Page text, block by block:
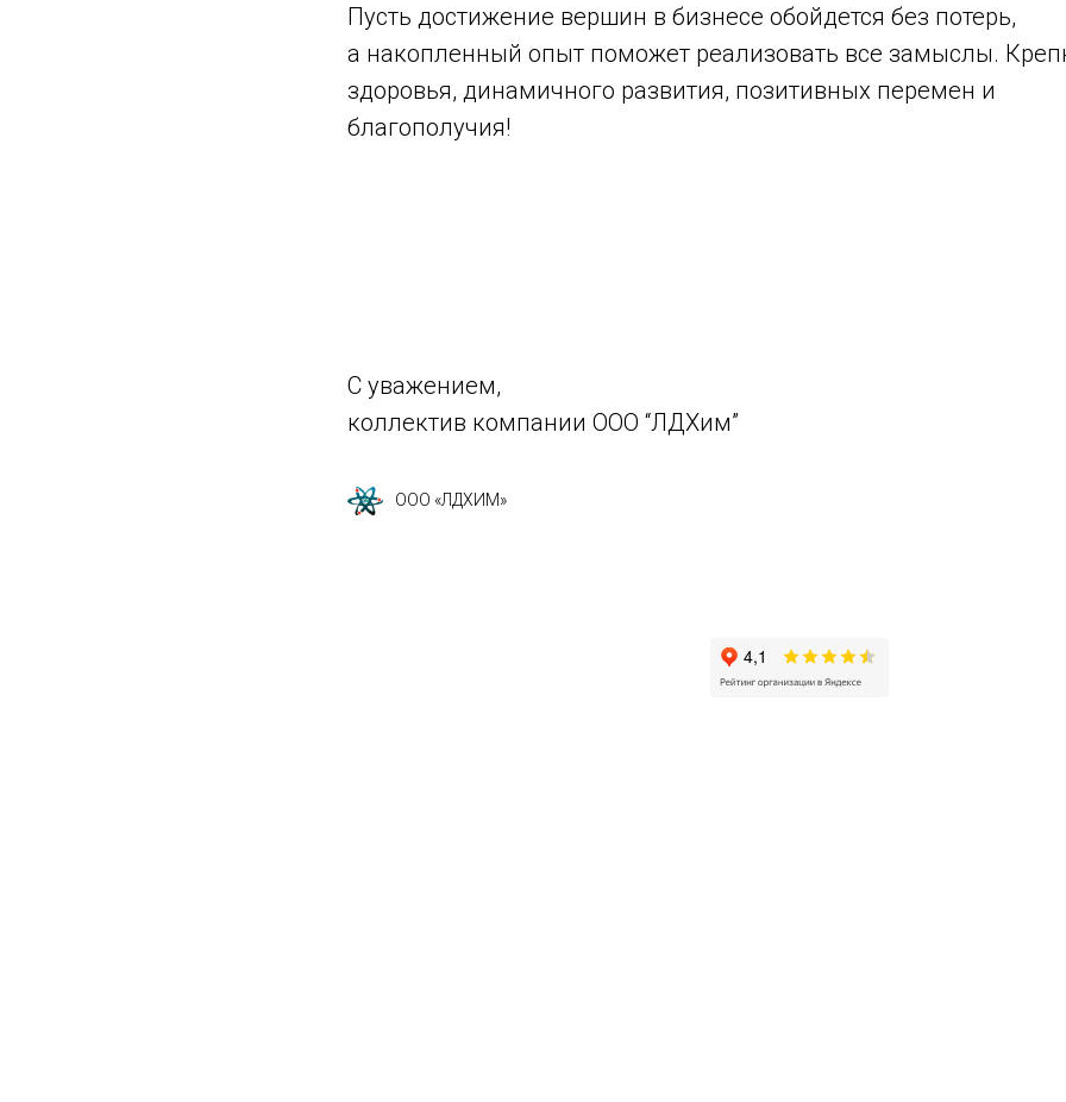
Пусть достижение вершин в бизнесе обойдется без потерь,
а накопленный опыт поможет реализовать все замыслы.
здоровья, динамичного развития, позитивных перемен и
благополучия!
С уважением,
коллектив компании ООО “ЛДХим”
ООО «ЛДХИМ»